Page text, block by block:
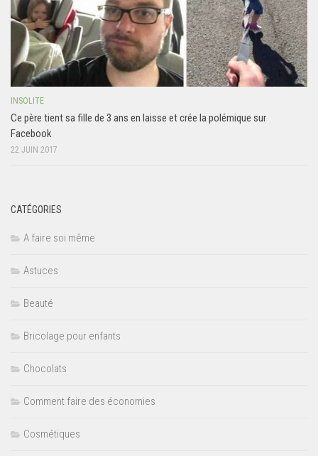
INSOLITE
Ce père tient sa fille de 3 ans en laisse et crée la polémique sur
Facebook
22 JUIN 2017
CATÉGORIES
A faire soi même
Astuces
Beauté
Bricolage pour enfants
Chocolats
Comment faire des économies
Cosmétiques